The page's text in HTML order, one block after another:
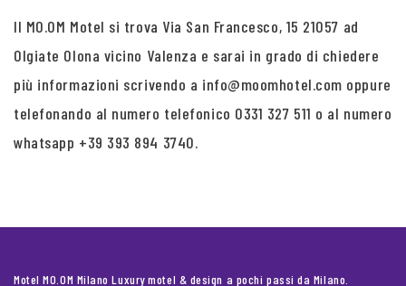
Il MO.OM Motel si trova Via San Francesco, 15 21057 ad
Olgiate Olona vicino Valenza e sarai in grado di chiedere
più informazioni scrivendo a info@moomhotel.com oppure
telefonando al numero telefonico 0331 327 511 o al numero
whatsapp +39 393 894 3740.
Motel MO.OM Milano Luxury motel & design a pochi passi da Milano.